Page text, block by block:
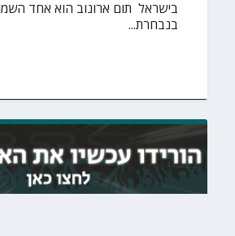
בישראל תום ארונוב הוא אחד
בנבחרת...